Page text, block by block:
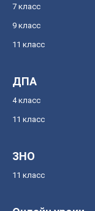
7 класс
9 класс
11 класс
ДПА
4 класс
11 класс
ЗНО
11 класс